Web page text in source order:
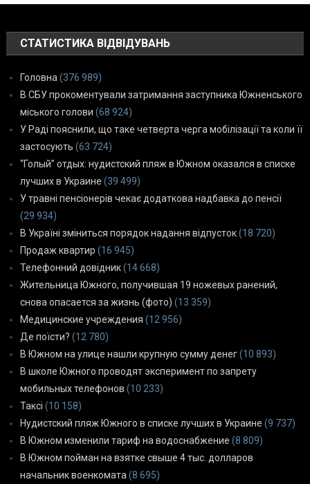
СТАТИСТИКА ВІДВІДУВАНЬ
Головна(376 989)
В СБУ прокоментували затримання заступника Южненського
міського голови (68 924)
У Раді пояснили, що таке четверта черга мобілізації та коли її
застосують (63 724)
“Голый” отдых: нудистский пляж в Южном оказался в списке
лучших в Украине (39 499)
У травні пенсіонерів чекає додаткова надбавка до пенсії
(29 934)
В Україні зміниться порядок надання відпусток(18 720)
Продаж квартир (16 945)
Телефонний довідник(14 668)
Жительница Южного, получившая 19 ножевых ранений,
снова опасается за жизнь (фото) (13 359)
Медицинские учреждения (12 956)
Де поїсти? (12 780)
В Южном на улице нашли крупную сумму денег(10 893)
В школе Южного проводят эксперимент по запрету
мобильных телефонов (10 233)
Таксі (10 158)
Нудистский пляж Южного в списке лучших в Украине (9 737)
В Южном изменили тариф на водоснабжение (8 809)
В Южном пойман на взятке свыше 4 тыс. долларов
начальник военкомата(8 695)